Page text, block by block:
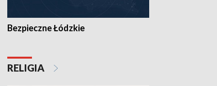
Bezpieczne Łódzkie
RELIGIA